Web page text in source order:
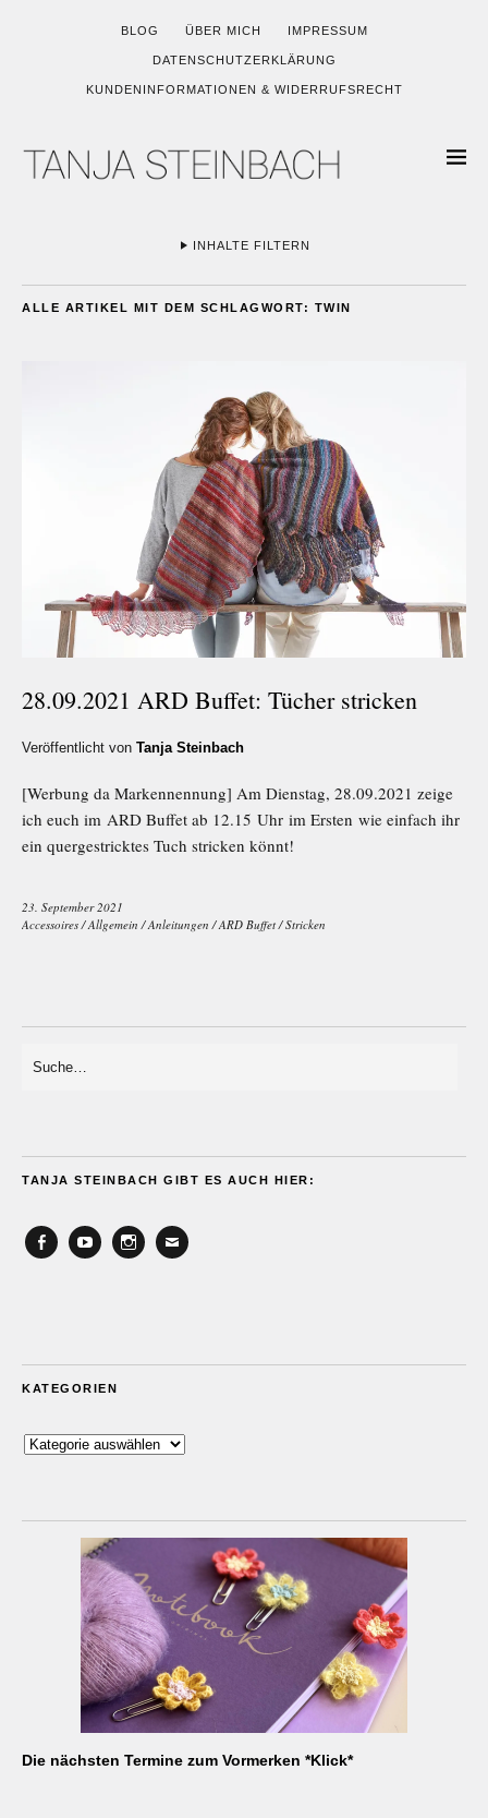
BLOG ÜBER MICH IMPRESSUM
DATENSCHUTZERKLÄRUNG
KUNDENINFORMATIONEN & WIDERRUFSRECHT
INHALTE FILTERN
ALLE ARTIKEL MIT DEM SCHLAGWORT: TWIN
28.09.2021 ARD Buffet: Tücher stricken
Veröffentlicht von Tanja Steinbach
[Werbung da Markennennung] Am Dienstag, 28.09.2021 zeige
ich euch im ARD Buffet ab 12.15 Uhr im Ersten wie einfach ihr
ein quergestricktes Tuch stricken könnt!
23. September 2021
Accessoires/Allgemein /Anleitungen /ARD Buffet/Stricken
TANJA STEINBACH GIBT ES AUCH HIER:
KATEGORIEN
Kategorien
Die nächsten Termine zum Vormerken *Klick*